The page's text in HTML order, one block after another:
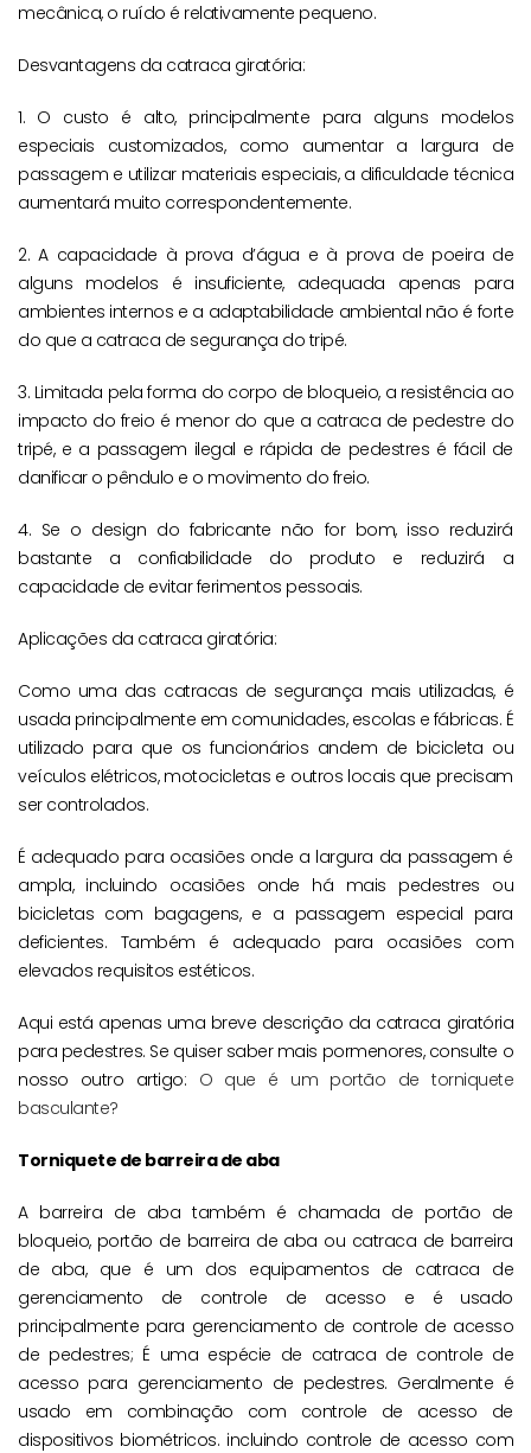
mecânica, o ruído é relativamente pequeno.
Desvantagens da catraca giratória:
1. O custo é alto, principalmente para alguns modelos
especiais customizados, como aumentar a largura de
passagem e utilizar materiais especiais, a dificuldade técnica
aumentará muito correspondentemente.
2. A capacidade à prova d’água e à prova de poeira de
alguns modelos é insuficiente, adequada apenas para
ambientes internos e a adaptabilidade ambiental não é forte
do que a catraca de segurança do tripé.
3. Limitada pela forma do corpo de bloqueio, a resistência ao
impacto do freio é menor do que a catraca de pedestre do
tripé, e a passagem ilegal e rápida de pedestres é fácil de
danificar o pêndulo e o movimento do freio.
4. Se o design do fabricante não for bom, isso reduzirá
bastante a confiabilidade do produto e reduzirá a
capacidade de evitar ferimentos pessoais.
Aplicações da catraca giratória:
Como uma das catracas de segurança mais utilizadas, é
usada principalmente em comunidades, escolas e fábricas. É
utilizado para que os funcionários andem de bicicleta ou
veículos elétricos, motocicletas e outros locais que precisam
ser controlados.
É adequado para ocasiões onde a largura da passagem é
ampla, incluindo ocasiões onde há mais pedestres ou
bicicletas com bagagens, e a passagem especial para
deficientes. Também é adequado para ocasiões com
elevados requisitos estéticos.
Aqui está apenas uma breve descrição da catraca giratória
para pedestres. Se quiser saber mais pormenores, consulte o
nosso outro artigo: O que é um portão de torniquete
basculante?
Torniquete de barreira de aba
A barreira de aba também é chamada de portão de
bloqueio, portão de barreira de aba ou catraca de barreira
de aba, que é um dos equipamentos de catraca de
gerenciamento de controle de acesso e é usado
principalmente para gerenciamento de controle de acesso
de pedestres; É uma espécie de catraca de controle de
acesso para gerenciamento de pedestres. Geralmente é
usado em combinação com controle de acesso de
dispositivos biométricos. incluindo controle de acesso com